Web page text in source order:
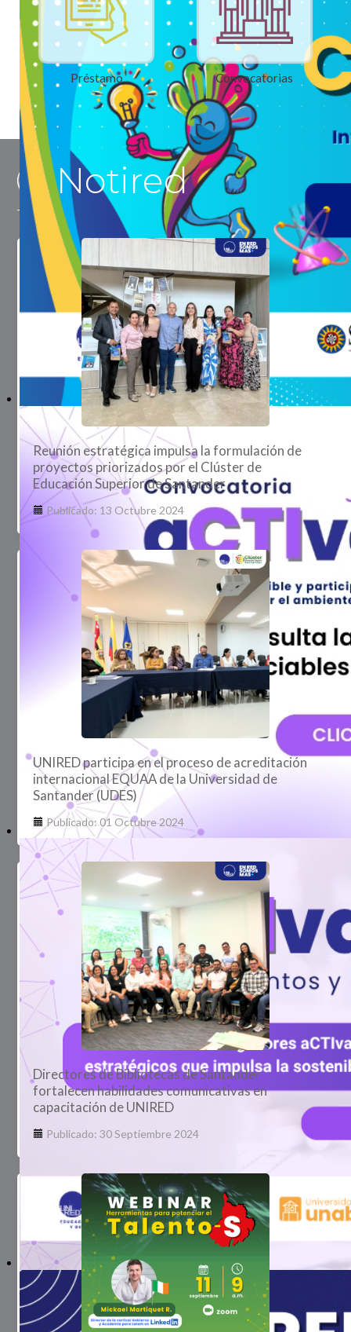
Préstamo Convocatorias
Notired
Reunión estratégica impulsa la formulación de
proyectos priorizados por el Clúster de
Educación Superior de Santander
Publicado: 13 Octubre 2024
UNIRED participa en el proceso de acreditación
internacional EQUAA de la Universidad de
Santander (UDES)
Publicado: 01 Octubre 2024
Directores de Bibliotecas de Santander
fortalecen habilidades comunicativas en
capacitación de UNIRED
Publicado: 30 Septiembre 2024